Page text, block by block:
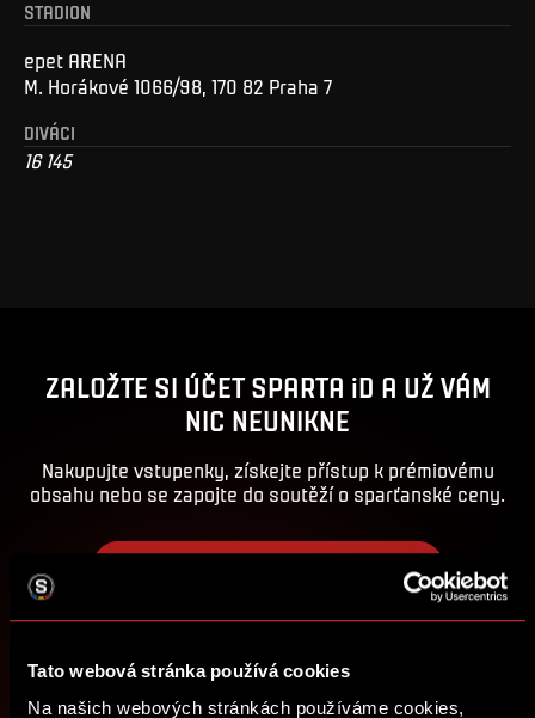
Tato webová stránka používá cookies
Na našich webových stránkách používáme cookies,
STADION
epet ARENA
M. Horákové 1066/98, 170 82 Praha 7
DIVÁCI
16 145
ZALOŽTE SI ÚČET SPARTA iD A UŽ VÁM
NIC NEUNIKNE
Nakupujte vstupenky, získejte přístup k prémiovému
obsahu nebo se zapojte do soutěží o sparťanské ceny.
PŘIHLÁSIT SE